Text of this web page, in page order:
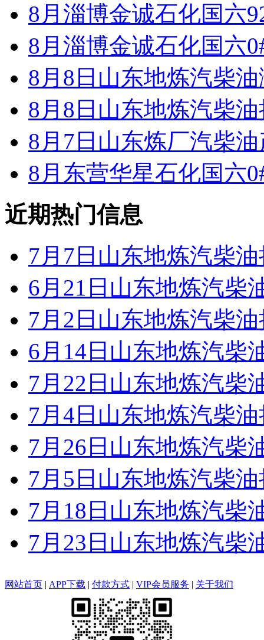
8月淄博金诚石化国六
8月淄博金诚石化国六
8月8日山东地炼汽柴
8月8日山东地炼汽柴
8月7日山东炼厂汽柴
8月东营华星石化国六
近期热门信息
7月7日山东地炼汽柴
6月21日山东地炼汽柴
7月2日山东地炼汽柴
6月14日山东地炼汽柴
7月22日山东地炼汽柴
7月4日山东地炼汽柴
7月26日山东地炼汽柴
7月5日山东地炼汽柴
7月18日山东地炼汽柴
7月23日山东地炼汽柴
网站首页 | APP下载 | 付款方式 | VIP会员服务 | 关于我们